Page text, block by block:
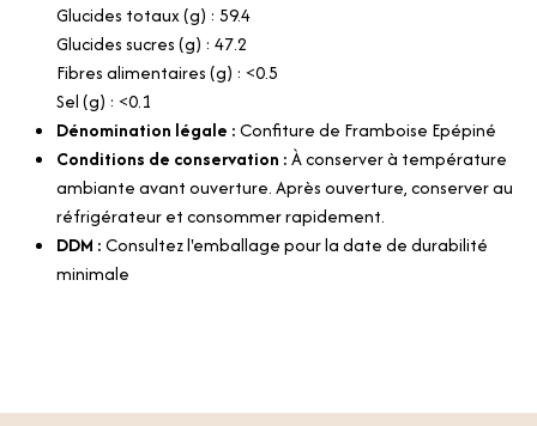
Glucides totaux (g) : 59.4
Glucides sucres (g) : 47.2
Fibres alimentaires (g) : <0.5
Sel (g) : <0.1
Dénomination légale :Confiture de Framboise Epépiné
Conditions de conservation :À conserver à température
ambiante avant ouverture. Après ouverture, conserver au
réfrigérateur et consommer rapidement.
DDM :Consultez l'emballage pour la date de durabilité
minimale